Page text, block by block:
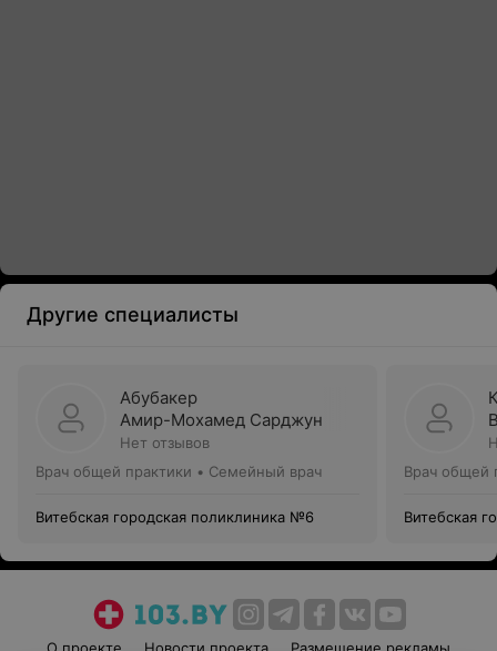
Другие специалисты
Абубакер
Амир-Мохамед Сарджун
Нет отзывов
Врач общей практики • Семейный врач
Витебская городская поликлиника №6
Врач общей
Витебская